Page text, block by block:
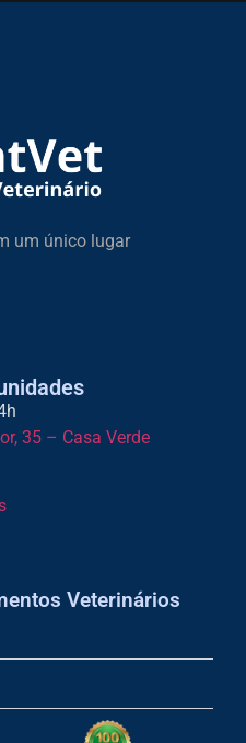
um único lugar
35 – Casa Verde
Veterinários